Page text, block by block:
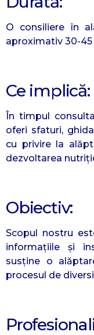
O consiliere în
aproximativ 30-
Ce implică:
În timpul
oferi sfaturi,
cu privire la
dezvoltarea
Obiectiv:
Scopul nostru
informațiile și
susține o
procesul de